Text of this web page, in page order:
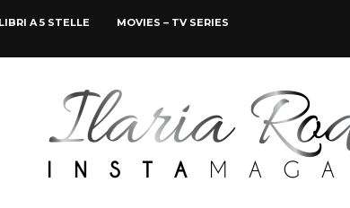
LIBRI A 5 STELLE
MOVIES – TV SERIES